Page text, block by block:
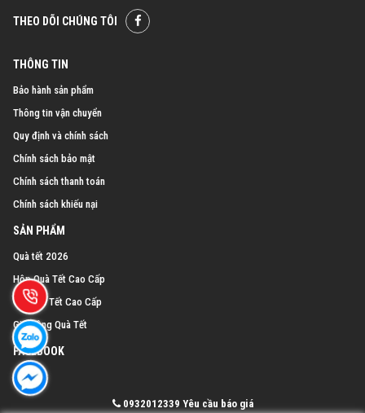
THEO DÕI CHÚNG TÔI
THÔNG TIN
Bảo hành sản phẩm
Thông tin vận chuyển
Quy định và chính sách
Chính sách bảo mật
Chính sách thanh toán
Chính sách khiếu nại
SẢN PHẨM
Quà tết 2026
Hộp Quà Tết Cao Cấp
Giỏ Quà Tết Cao Cấp
Gia Công Quà Tết
FACEBOOK
0932012339 Yêu cầu báo giá